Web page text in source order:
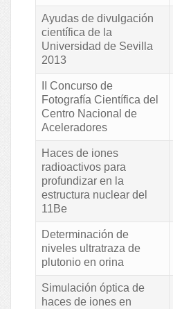
Ayudas de divulgación
científica de la
Universidad de Sevilla
2013
II Concurso de
Fotografía Científica del
Centro Nacional de
Aceleradores
Haces de iones
radioactivos para
profundizar en la
estructura nuclear del
11Be
Determinación de
niveles ultratraza de
plutonio en orina
Simulación óptica de
haces de iones en